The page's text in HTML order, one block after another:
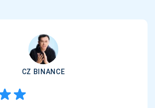
CZ BINANCE